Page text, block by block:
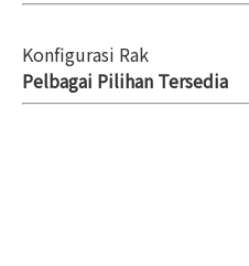
Pelbagai Pilihan Tersedia